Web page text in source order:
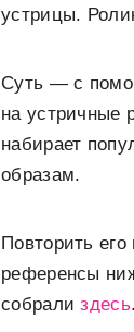
устрицы.
Суть — с
на устричные
набирает
образам.
Повторить
референсы
собрализдесь